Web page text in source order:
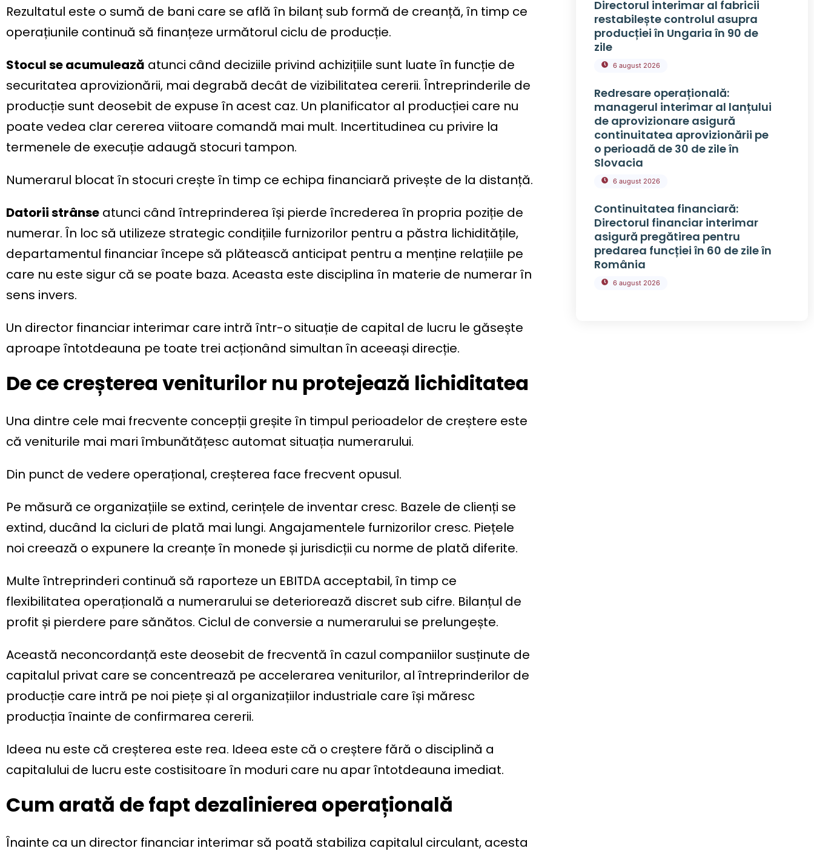
Rezultatul este o sumă de bani care se află în bilanț sub formă de creanță, în timp ce
operațiunile continuă să finanțeze următorul ciclu de producție.
Stocul se acumulează atunci când deciziile privind achizițiile sunt luate în funcție de
securitatea aprovizionării, mai degrabă decât de vizibilitatea cererii. Întreprinderile de
producție sunt deosebit de expuse în acest caz. Un planificator al producției care nu
poate vedea clar cererea viitoare comandă mai mult. Incertitudinea cu privire la
termenele de execuție adaugă stocuri tampon.
Numerarul blocat în stocuri crește în timp ce echipa financiară privește de la distanță.
Datorii strânse atunci când întreprinderea își pierde încrederea în propria poziție de
numerar. În loc să utilizeze strategic condițiile furnizorilor pentru a păstra lichiditățile,
departamentul financiar începe să plătească anticipat pentru a menține relațiile pe
care nu este sigur că se poate baza. Aceasta este disciplina în materie de numerar în
sens invers.
Un director financiar interimar care intră într-o situație de capital de lucru le găsește
aproape întotdeauna pe toate trei acționând simultan în aceeași direcție.
De ce creșterea veniturilor nu protejează lichiditatea
Una dintre cele mai frecvente concepții greșite în timpul perioadelor de creștere este
că veniturile mai mari îmbunătățesc automat situația numerarului.
Din punct de vedere operațional, creșterea face frecvent opusul.
Pe măsură ce organizațiile se extind, cerințele de inventar cresc. Bazele de clienți se
extind, ducând la cicluri de plată mai lungi. Angajamentele furnizorilor cresc. Piețele
noi creează o expunere la creanțe în monede și jurisdicții cu norme de plată diferite.
Multe întreprinderi continuă să raporteze un EBITDA acceptabil, în timp ce
flexibilitatea operațională a numerarului se deteriorează discret sub cifre. Bilanțul de
profit și pierdere pare sănătos. Ciclul de conversie a numerarului se prelungește.
Această neconcordanță este deosebit de frecventă în cazul companiilor susținute de
capitalul privat care se concentrează pe accelerarea veniturilor, al întreprinderilor de
producție care intră pe noi piețe și al organizațiilor industriale care își măresc
producția înainte de confirmarea cererii.
Ideea nu este că creșterea este rea. Ideea este că o creștere fără o disciplină a
capitalului de lucru este costisitoare în moduri care nu apar întotdeauna imediat.
Cum arată de fapt dezalinierea operațională
Înainte ca un director financiar interimar să poată stabiliza capitalul circulant, acesta
Directorul interimar al fabricii
restabilește controlul asupra
producției în Ungaria în 90 de
zile
6 august 2026
Redresare operațională:
managerul interimar al lanțului
de aprovizionare asigură
continuitatea aprovizionării pe
o perioadă de 30 de zile în
Slovacia
6 august 2026
Continuitatea financiară:
Directorul financiar interimar
asigură pregătirea pentru
predarea funcției în 60 de zile în
România
6 august 2026